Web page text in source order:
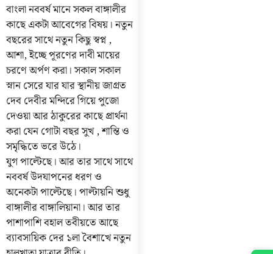
বাংলা নববর্ষ মানে সকল বাঙ্গালীর
কাছে একটা আবেগের বিষয়। নতুন
বছরের সাথে নতুন কিছু স্বপ্ন ,
আশা, ইচ্ছে পূরণের দাবী মায়ের
চরণে অর্পণ করা। সকাল সকাল
স্নান সেরে যার যার স্থানীয় জাগ্রত
দেব দেবীর মন্দিরে গিয়ে পুজো
দেওয়া আর ঠাকুরের কাছে প্রার্থনা
করা যেন গোটা বছর সুখ , শান্তি ও
সমৃদ্ধিতে ভরে উঠে।
যুগ পাল্টেছে। আর তার সাথে সাথে
নববর্ষ উদযাপনের ধরণ ও
অনেকটা পাল্টেছে। পাল্টায়নি শুধু
বাঙ্গালীর বাঙ্গালিয়ানা। আর তার
পাশাপাশি বহাল তবীয়তে আছে
ব্যাবসায়িক দের ১লা বৈশাখে নতুন